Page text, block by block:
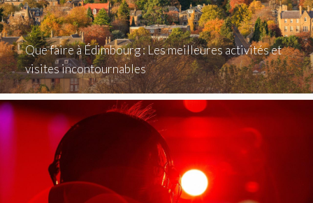
Que faire à Édimbourg : Les meilleures activités et
visites incontournables